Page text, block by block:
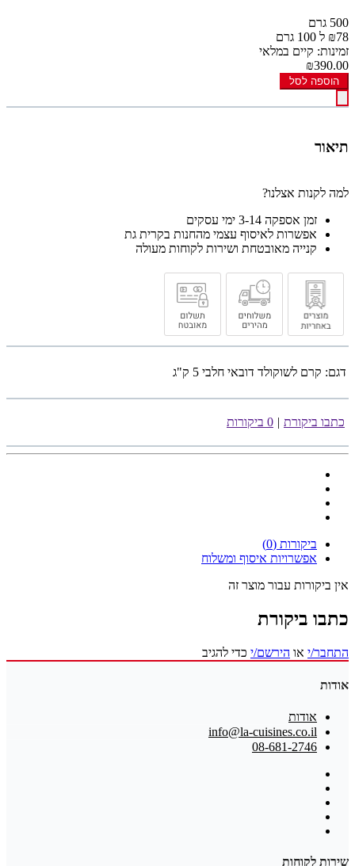
500 גרם
₪78 ל 100 גרם
זמינות: קיים במלאי
₪390.00
הוספה לסל
תיאור
למה לקנות אצלנו?
זמן אספקה 3-14 ימי עסקים
אפשרות לאיסוף עצמי מהחנות בקרית גת
קנייה מאובטחת ושירות לקוחות מעולה
דגם: קרם לשוקולד דובאי חלבי 5 ק"ג
כתבו ביקורת | 0 ביקורות
ביקורות (0)
אפשרויות איסוף ומשלוח
אין ביקורות עבור מוצר זה
כתבו ביקורת
התחבר/י או הירשם/י כדי להגיב
אודות
אודות
info@la-cuisines.co.il
08-681-2746
שירות לקוחות